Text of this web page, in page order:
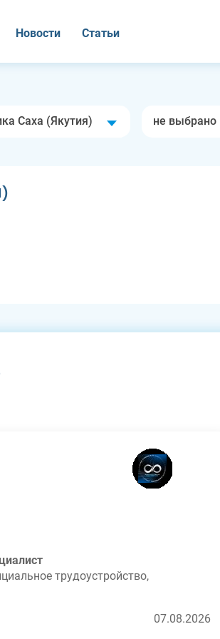
Новости Статьи
Саха (Якутия) не выбрано
трудоустройство,
07.08.2026